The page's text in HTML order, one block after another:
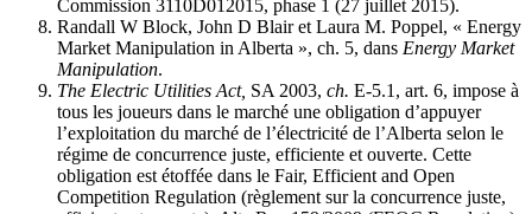
Commission 3110D012015, phase 1 (27 juillet 2015).
Randall W Block, John D Blair et Laura M. Poppel, « Energy
Market Manipulation in Alberta », ch. 5, dans Energy Market
Manipulation.
The Electric Utilities Act, SA 2003, ch. E-5.1, art. 6, impose à
tous les joueurs dans le marché une obligation d’appuyer
l’exploitation du marché de l’électricité de l’Alberta selon le
régime de concurrence juste, efficiente et ouverte. Cette
obligation est étoffée dans le Fair, Efficient and Open
Competition Regulation (règlement sur la concurrence juste,